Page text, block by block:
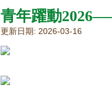
青年躍動
更新日期: 2026-03-16